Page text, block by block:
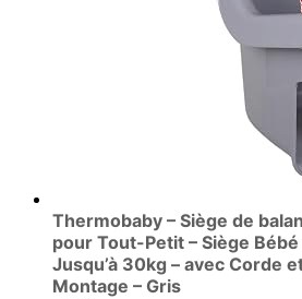
Thermobaby – Siège de
pour Tout-Petit – Siège Bébé
Jusqu’à 30kg – avec Corde
Montage – Gris